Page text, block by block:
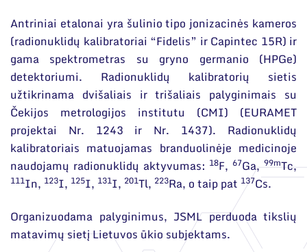
Antriniai etalonai yra šulinio tipo jonizacinės kameros
(radionuklidų kalibratoriai “Fidelis” ir Capintec 15R) ir
gama spektrometras su gryno germanio (HPGe)
detektoriumi. Radionuklidų kalibratorių sietis
užtikrinama dvišaliais ir trišaliais palyginimais su
Čekijos metrologijos institutu (CMI) (EURAMET
projektai Nr. 1243 ir Nr. 1437). Radionuklidų
kalibratoriais matuojamas branduolinėje medicinoje
naudojamų radionuklidų aktyvumas: 18F, 67Ga,99mTc,
111In, 123I, 125I, 131I, 201Tl, 223Ra, o taip pat 137Cs.
Organizuodama palyginimus, JSML perduoda tikslių
matavimų sietį Lietuvos ūkio subjektams.